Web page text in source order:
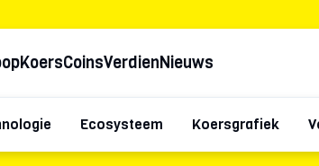
KoersCoinsVerdienNieuws
Ecosysteem Koersgrafiek